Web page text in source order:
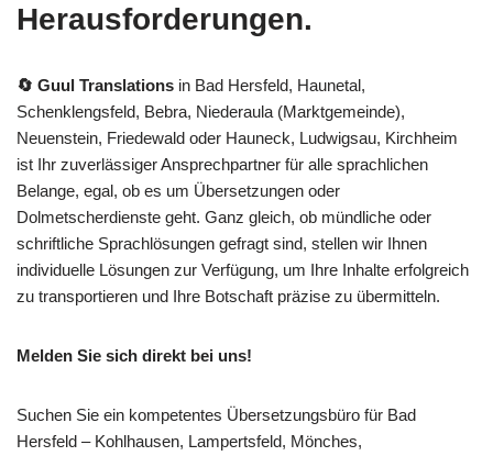
Herausforderungen.
🔄 Guul Translations in Bad Hersfeld, Haunetal,
Schenklengsfeld, Bebra, Niederaula (Marktgemeinde),
Neuenstein, Friedewald oder Hauneck, Ludwigsau, Kirchheim
ist Ihr zuverlässiger Ansprechpartner für alle sprachlichen
Belange, egal, ob es um Übersetzungen oder
Dolmetscherdienste geht. Ganz gleich, ob mündliche oder
schriftliche Sprachlösungen gefragt sind, stellen wir Ihnen
individuelle Lösungen zur Verfügung, um Ihre Inhalte erfolgreich
zu transportieren und Ihre Botschaft präzise zu übermitteln.
Melden Sie sich direkt bei uns!
Suchen Sie ein kompetentes Übersetzungsbüro für Bad
Hersfeld – Kohlhausen, Lampertsfeld, Mönches,